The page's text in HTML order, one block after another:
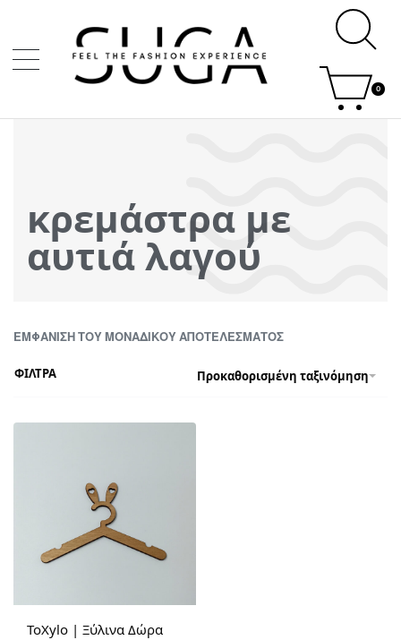
0
κρεμάστρα με
αυτιά λαγού
ΕΜΦΆΝΙΣΗ ΤΟΥ ΜΟΝΑΔΙΚΟΎ ΑΠΟΤΕΛΈΣΜΑΤΟΣ
Προκαθορισμένη ταξινόμηση
ΦΙΛΤΡΑ
ToXylo | Ξύλινα Δώρα